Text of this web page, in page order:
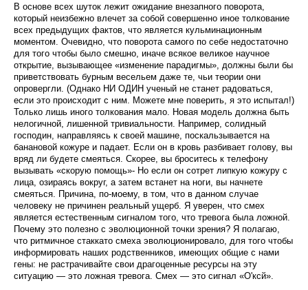
В основе всех шуток лежит ожидание внезапного поворота,
который неизбежно влечет за собой совершенно иное толкование
всех предыдущих фактов, что является кульминационным
моментом. Очевидно, что поворота самого по себе недостаточно
для того чтобы было смешно, иначе всякое великое научное
откры­тие, вызывающее «изменение парадигмы», должны были бы
приветствовать бурным весельем даже те, чьи теории они
опровергли. (Однако НИ ОДИН уче­ный не станет радоваться,
если это происходит с ним. Можете мне поверить, я это испытал!)
Только лишь иного толкования мало. Новая модель должна быть
нелогичной, лишенной тривиальности. Например, солидный
господин, направляясь к своей машине, поскальзывается на
банановой кожуре и падает. Если он в кровь разбивает голову, вы
вряд ли будете сме­яться. Скорее, вы броситесь к телефону
вызывать «скорую помощь»- Но если он сотрет липкую кожуру с
лица, озираясь вокруг, а затем встанет на ноги, вы начнете
смеяться. Причина, по-моему, в том, что в данном случае
человеку не причинен реальный ущерб. Я уверен, что смех
является естественным сигналом того, что тревога была ложной.
Почему это полезно с эволюционной точки зрения? Я полагаю,
что ритмичное стаккато смеха эволюционировало, для того чтобы
информировать наших родственников, имеющих общие с нами
гены: не растрачивайте свои драгоценные ресурсы на эту
ситуацию — это лож­ная тревога. Смех — это сигнал «О'ксй».